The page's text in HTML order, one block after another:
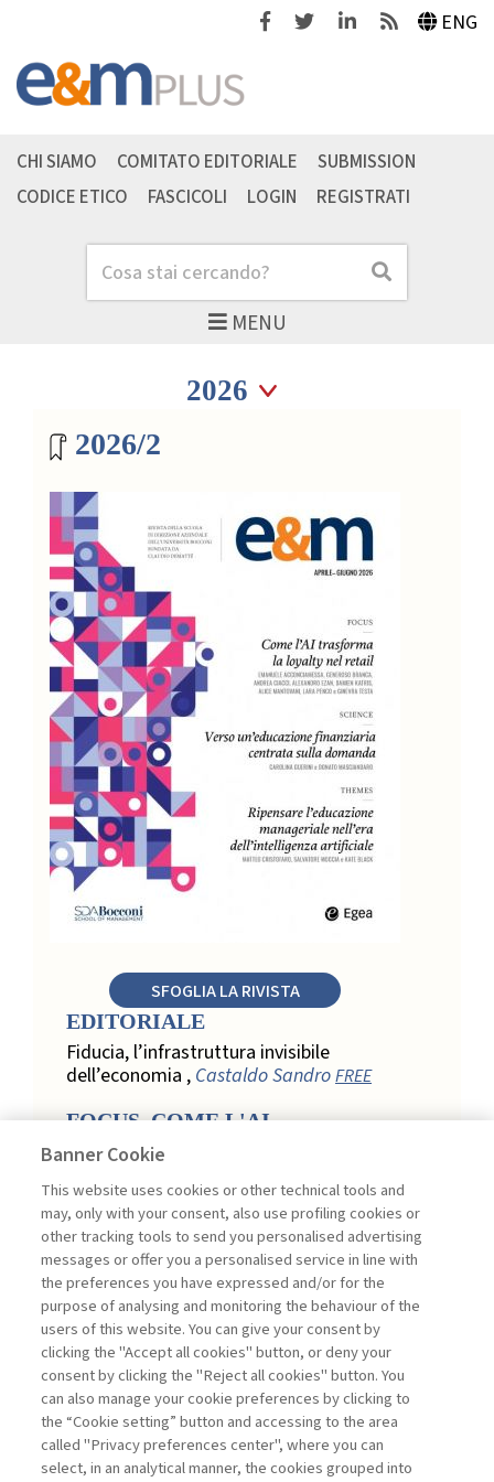
FacebookTwitterLinkedinFeeds ENG
MENU
Cerca Cerca
CHI SIAMO COMITATO EDITORIALE
SUBMISSION
CODICE ETICO
FASCICOLI LOGIN REGISTRATI
Archivio riviste
Seleziona annoSeleziona anno
2026/2
SFOGLIA LA RIVISTA
EDITORIALE
Fiducia, l’infrastruttura invisibile
dell’economia , Castaldo SandroFREE
FOCUS. COME L'AI
TRASFORMA LA LOYALTY
Relazione, personalizzazione e
misurazione: come l’AI trasforma la
loyalty nel retail ,Acconciamessa
Emanuele
Evidenze da uno studio qualitativo nel
retail: loyalty e fiducia nella
trasformazione digitale ,Penco Lara,
Testa Ginevra
Touchpoint ed enabler nella loyalty
digitale: un modello per progettare la
relazione con il cliente ,Ciacci Andrea,
Banner Cookie
This website uses cookies or other technical tools and
may, only with your consent, also use profiling cookies or
other tracking tools to send you personalised advertising
messages or offer you a personalised service in line with
the preferences you have expressed and/or for the
purpose of analysing and monitoring the behaviour of the
users of this website. You can give your consent by
clicking the "Accept all cookies" button, or deny your
consent by clicking the "Reject all cookies" button. You
can also manage your cookie preferences by clicking to
the “Cookie setting” button and accessing to the area
called "Privacy preferences center", where you can
select, in an analytical manner, the cookies grouped into